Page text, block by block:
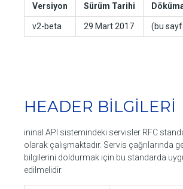
Versiyon Sürüm Tarihi
v2-beta 29 Mart 2017 (bu
HEADER BİLGİLERİ
ininal API sistemindeki servisler RFC
olarak çalışmaktadır. Servis çağrılarında
bilgilerini doldurmak için bu standarda
edilmelidir.